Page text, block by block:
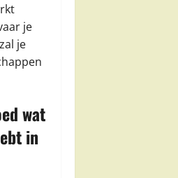
je
je
wat
in